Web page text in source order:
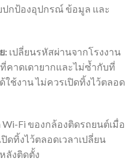
ปกป้องอุปกรณ์ ข้อมูล และ
: เปลี่ยนรหัสผ่านจากโรงงาน
คาดเดายากและไม่ซ้ำกับที่
ใช้งาน ไม่ควรเปิดทิ้งไว้ตลอด
Wi-Fi ของกล้องติดรถยนต์เมื่อ
ดทิ้งไว้ตลอดเวลาเปลี่ยน
ลังติดตั้ง